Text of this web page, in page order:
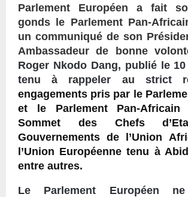
Parlement Européen a fait
gonds le Parlement Pan-
un communiqué de son
Ambassadeur de bonne
Roger Nkodo Dang, publié le
tenu à rappeler au strict
engagements pris par le
et le Parlement Pan-Africain
Sommet des Chefs
Gouvernements de l’Union
l’Union Européenne tenu à
entre autres.
Le Parlement Européen